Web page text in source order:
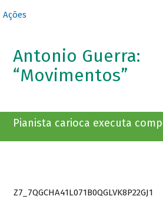
Ações
Antonio Guerra:
“Movimentos”
Pianista carioca executa
Z7_7QGCHA41L071B0QGLVK8P22GJ1